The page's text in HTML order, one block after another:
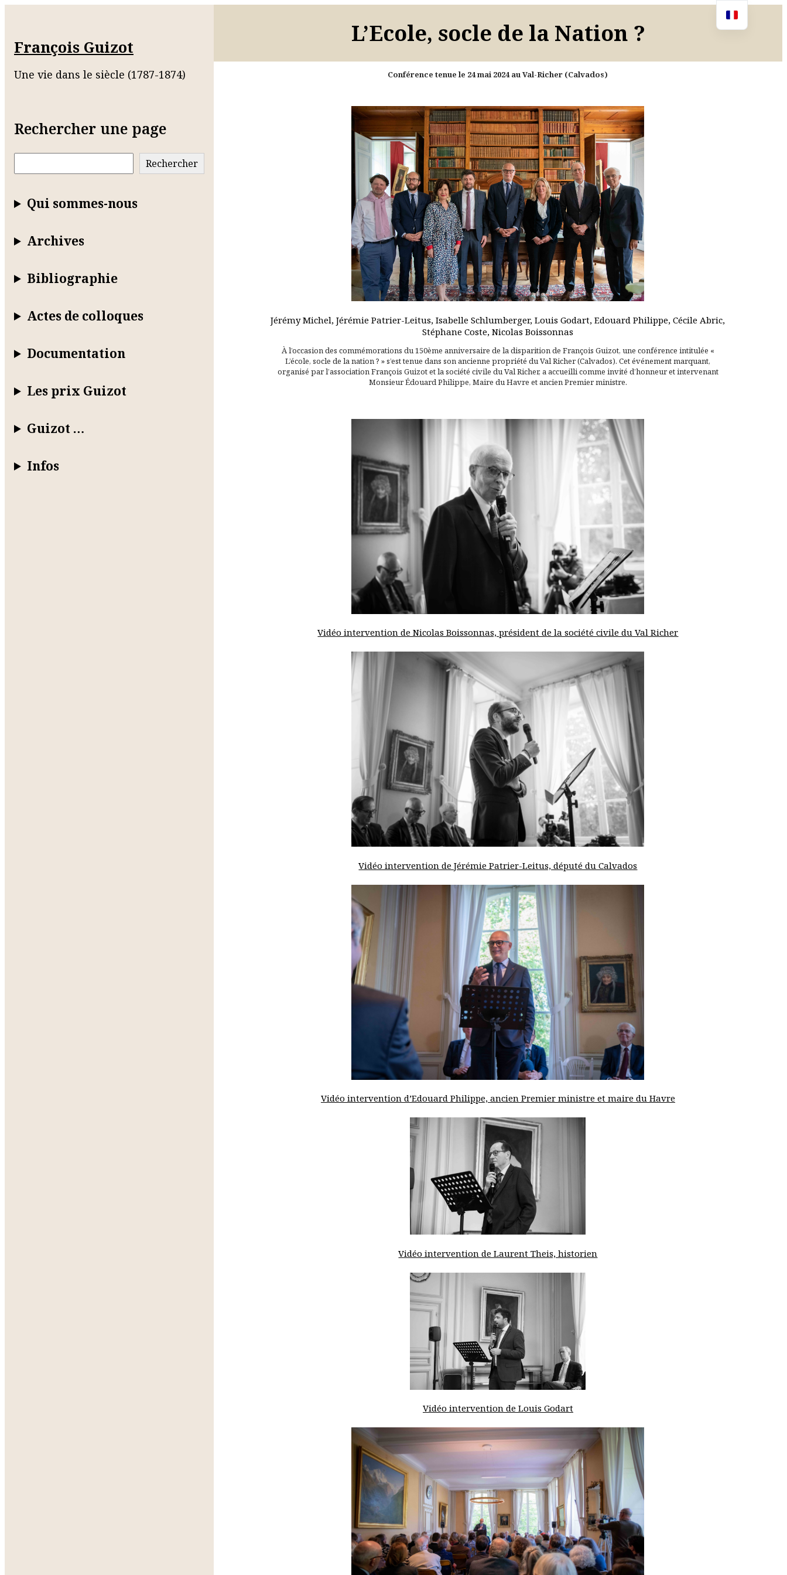
François Guizot
Une vie dans le siècle (1787-1874)
Rechercher une page
Rechercher
Qui sommes-nous
Archives
Bibliographie
Actes de colloques
Documentation
Les prix Guizot
Guizot …
Infos
L’Ecole, socle de la Nation ?
Conférence tenue le 24 mai 2024 au Val-Richer (Calvados)
Jérémy Michel, Jérémie Patrier-Leitus, Isabelle Schlumberger, Louis Godart, Edouard Philippe, Cécile Abric,
Stéphane Coste, Nicolas Boissonnas
À l’occasion des commémorations du 150ème anniversaire de la disparition de François Guizot, une conférence intitulée «
L’école, socle de la nation ? » s’est tenue dans son ancienne propriété du Val Richer (Calvados). Cet événement marquant,
organisé par l’association François Guizot et la société civile du Val Richer, a accueilli comme invité d’honneur et intervenant
Monsieur Édouard Philippe, Maire du Havre et ancien Premier ministre.
Vidéo intervention de Nicolas Boissonnas, président de la société civile du Val Richer
Vidéo intervention de Jérémie Patrier-Leitus, député du Calvados
Vidéo intervention d’Edouard Philippe, ancien Premier ministre et maire du Havre
Vidéo intervention de Laurent Theis, historien
Vidéo intervention de Louis Godart